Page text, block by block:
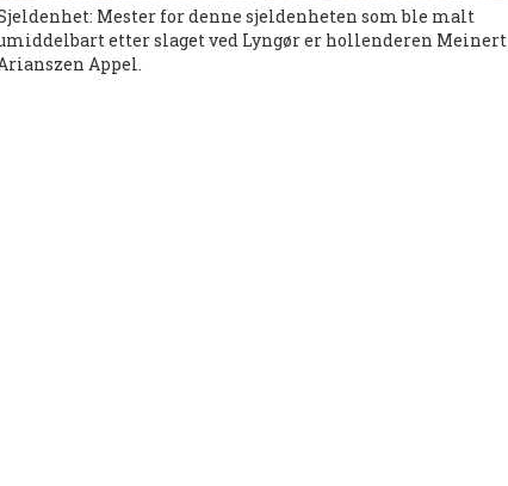
Mester for denne sjeldenheten som ble malt
etter slaget ved Lyngør er hollenderen Meinert
Appel.